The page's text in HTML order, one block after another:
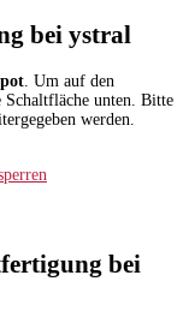
bei ystral
. Um auf den
unten. Bitte
werden.
bei